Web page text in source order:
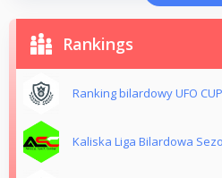
Rankings
Ranking bilardowy UFO
Kaliska Liga Bilardowa